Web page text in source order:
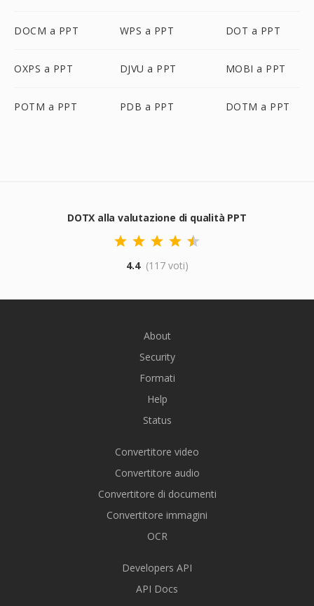
DOCM a PPT WPS a PPT DOT a PPT
OXPS a PPT DJVU a PPT MOBI a PPT
POTM a PPT PDB a PPT DOTM a PPT
DOTX alla valutazione di qualità PPT
4.4 (117 voti)
About
Security
Formati
Help
Status
Convertitore video
Convertitore audio
Convertitore di documenti
Convertitore immagini
OCR
Developers API
API Docs